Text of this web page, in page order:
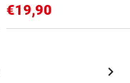
€19,90
chevron_right